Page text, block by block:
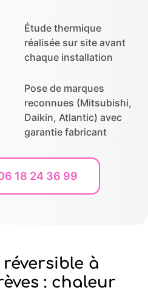
Étude thermique
réalisée sur site avant
chaque installation
Pose de marques
reconnues (Mitsubishi,
Daikin, Atlantic) avec
garantie fabricant
18 24 36 99
à
: chaleur